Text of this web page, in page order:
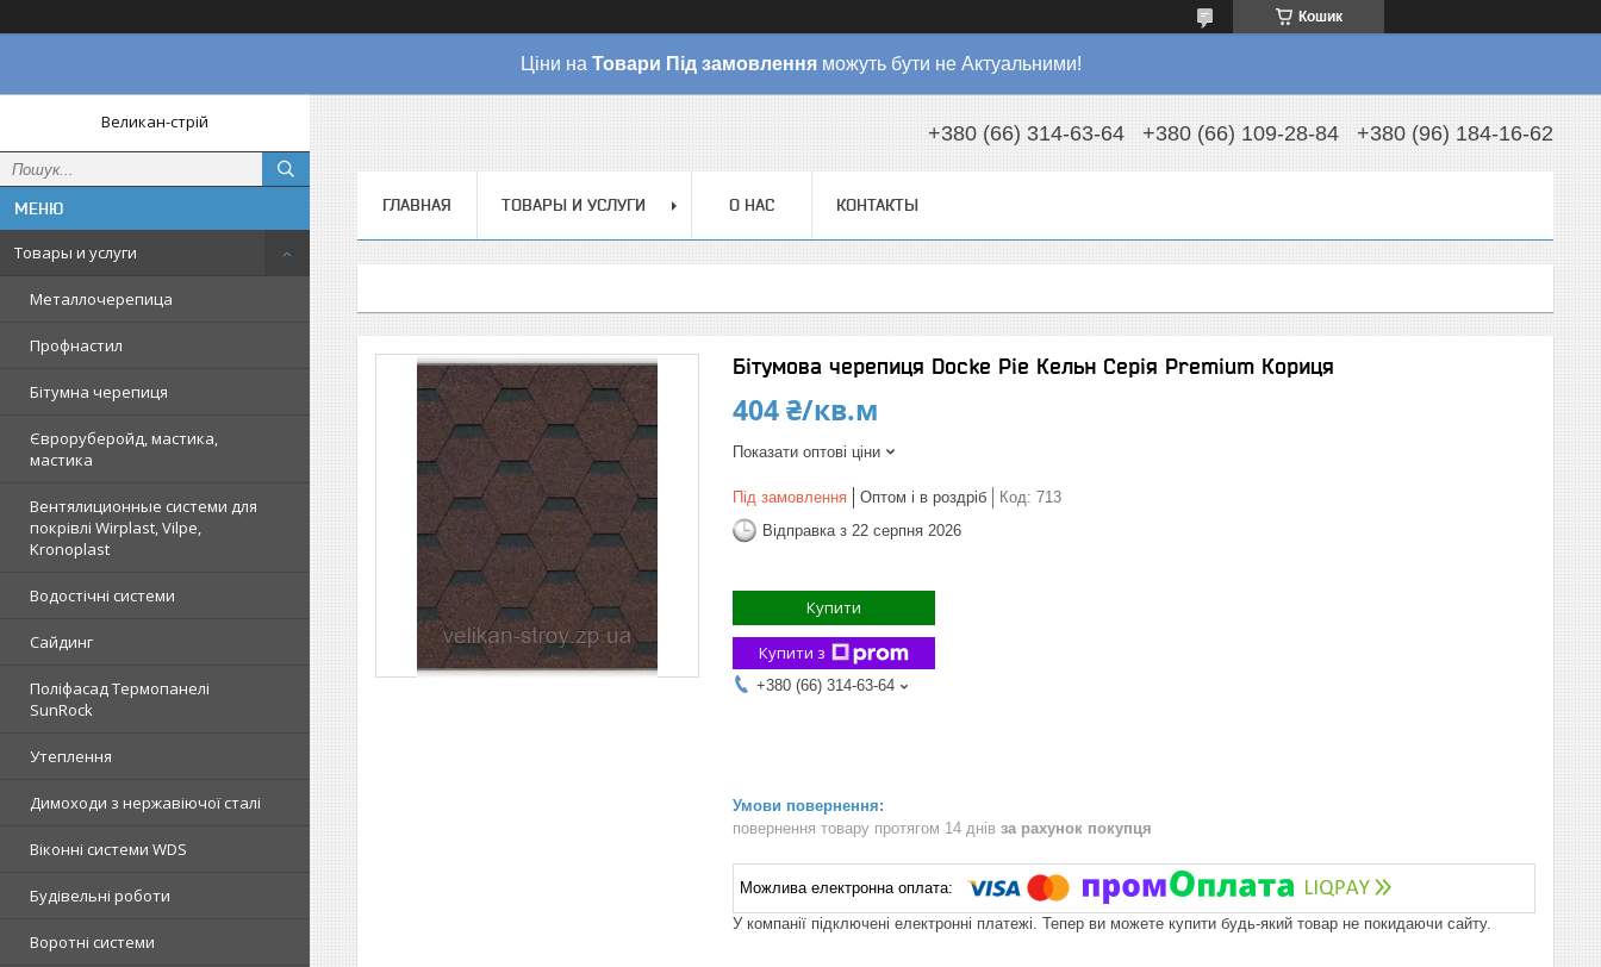
Кошик
Ціни на Товари Під замовлення можуть бути не Актуальними!
Великан-стрій
Товары и услуги
Металлочерепица
Профнастил
Бітумна черепиця
Євроруберойд, мастика,
мастика
Вентялиционные системи для
покрівлі Wirplast, Vilpe,
Kronoplast
Водостічні системи
Сайдинг
Поліфасад Термопанелі
SunRock
Утеплення
Димоходи з нержавіючої сталі
Віконні системи WDS
Будівельні роботи
Воротні системи
+380 (66) 314-63-64 +380 (66) 109-28-84 +380 (96) 184-16-62
ГЛАВНАЯ ТОВАРЫ И УСЛУГИ О НАС КОНТАКТЫ
Бітумова черепиця Docke Pie Кельн Серія Premium Кориця
404 ₴/кв.м
Показати оптові ціни
Під замовлення Оптом і в роздріб Код: 713
Відправка з 22 серпня 2026
Купити
Купити з
+380 (66) 314-63-64
повернення товару протягом 14 днів за рахунок покупця
У компанії підключені електронні платежі. Тепер ви можете купити будь-який товар не покидаючи сайту.